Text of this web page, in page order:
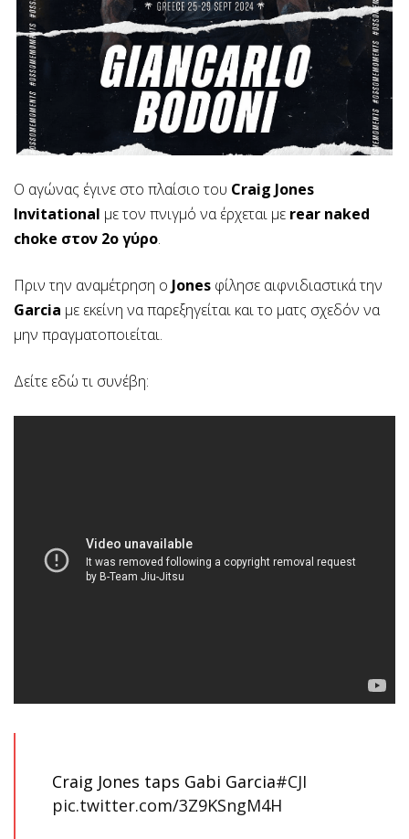
Ο αγώνας έγινε στο πλαίσιο του Craig Jones
Invitational με τον πνιγμό να έρχεται με rear naked
choke στον 2ο γύρο.
Πριν την αναμέτρηση ο Jones φίλησε αιφνιδιαστικά την
Garcia με εκείνη να παρεξηγείται και το ματς σχεδόν να
μην πραγματοποιείται.
Δείτε εδώ τι συνέβη:
Craig Jones taps Gabi Garcia#CJI
pic.twitter.com/3Z9KSngM4H